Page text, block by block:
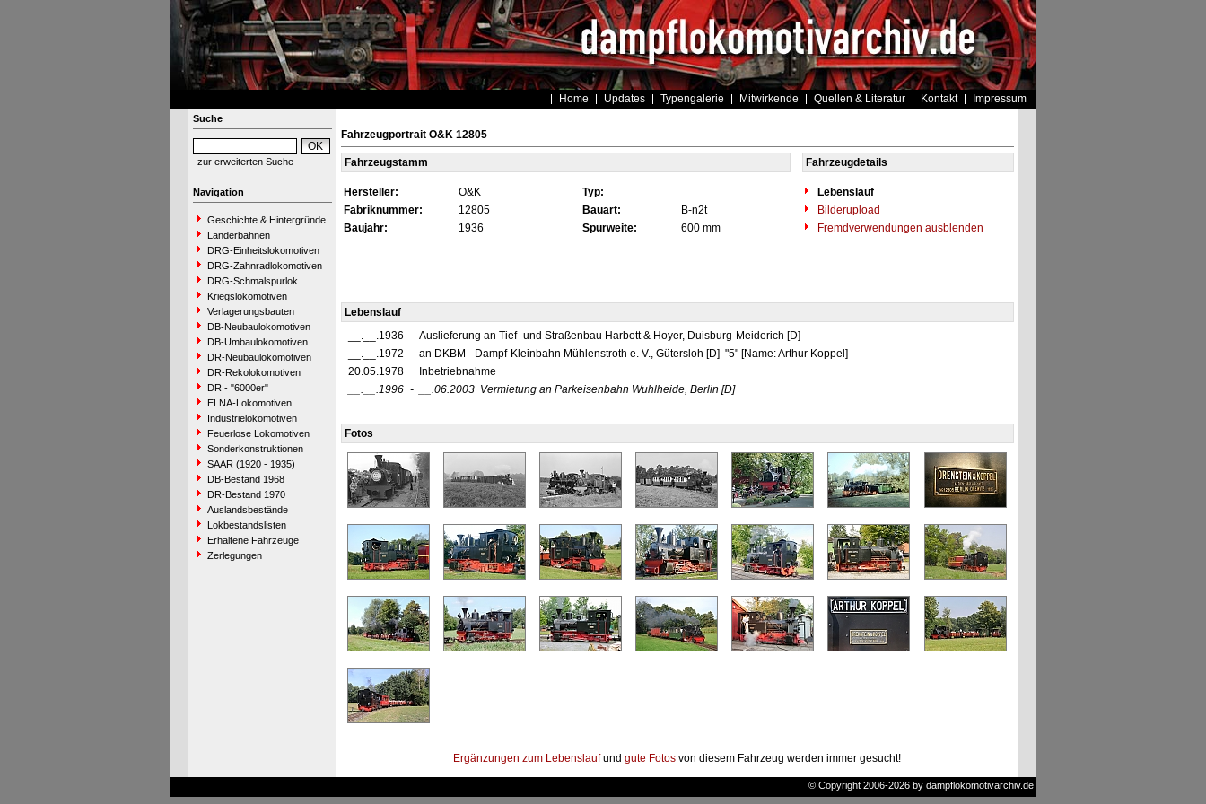
Home Updates Typengalerie Mitwirkende Quellen & Literatur Kontakt Impressum
Suche
zur erweiterten Suche
Navigation
Geschichte & Hintergründe
Länderbahnen
DRG-Einheitslokomotiven
DRG-Zahnradlokomotiven
DRG-Schmalspurlok.
Kriegslokomotiven
Verlagerungsbauten
DB-Neubaulokomotiven
DB-Umbaulokomotiven
DR-Neubaulokomotiven
DR-Rekolokomotiven
DR - "6000er"
ELNA-Lokomotiven
Industrielokomotiven
Feuerlose Lokomotiven
Sonderkonstruktionen
SAAR (1920 - 1935)
DB-Bestand 1968
DR-Bestand 1970
Auslandsbestände
Lokbestandslisten
Erhaltene Fahrzeuge
Zerlegungen
Fahrzeugportrait O&K 12805
Fahrzeugstamm Fahrzeugdetails
Hersteller: O&K Typ:
Lebenslauf
Fabriknummer:
12805 Bauart: B-n2t
Bilderupload
Baujahr:
1936 Spurweite: 600 mm Fremdverwendungen ausblenden
Lebenslauf
__.__.1936
Auslieferung an Tief- und Straßenbau Harbott & Hoyer, Duisburg-Meiderich [D]
__.__.1972
an DKBM - Dampf-Kleinbahn Mühlenstroth e. V., Gütersloh [D] "5" [Name: Arthur Koppel]
20.05.1978
Inbetriebnahme
__.__.1996 - __.06.2003 Vermietung an Parkeisenbahn Wuhlheide, Berlin [D]
Fotos
Ergänzungen zum Lebenslaufund gute Fotos von diesem Fahrzeug werden immer gesucht!
© Copyright 2006-2026 by dampflokomotivarchiv.de